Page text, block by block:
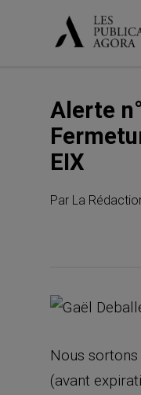
Alerte
EIX
Par La
Nous
(avant